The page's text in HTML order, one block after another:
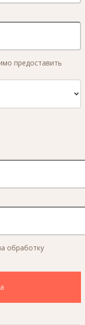
предоставить
обработку